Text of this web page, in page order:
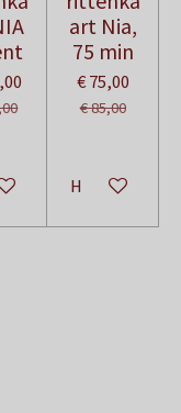
mij op de hoogte
art Nia,
75 min
€ 75,00
€ 85,00
Houd mij op